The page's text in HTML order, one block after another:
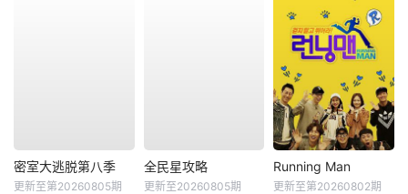
密室大逃脱第八季
更新至第20260805期
全民星攻略
更新至20260805期
Running Man
更新至第20260802期